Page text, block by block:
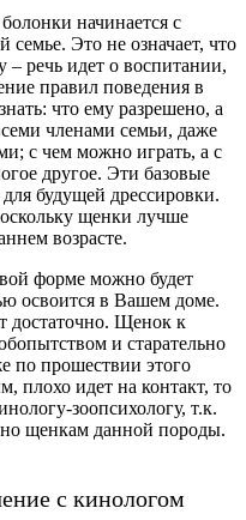
начинается с
семье. Это не означает, что
– речь идет о воспитании,
правил поведения в
что ему разрешено, а
членами семьи, даже
с чем можно играть, а с
другое. Эти базовые
будущей дрессировки.
щенки лучше
возрасте.
форме можно будет
освоится в Вашем доме.
достаточно. Щенок к
и старательно
по прошествии этого
плохо идет на контакт, то
зоопсихологу, т.к.
щенкам данной породы.
с кинологом